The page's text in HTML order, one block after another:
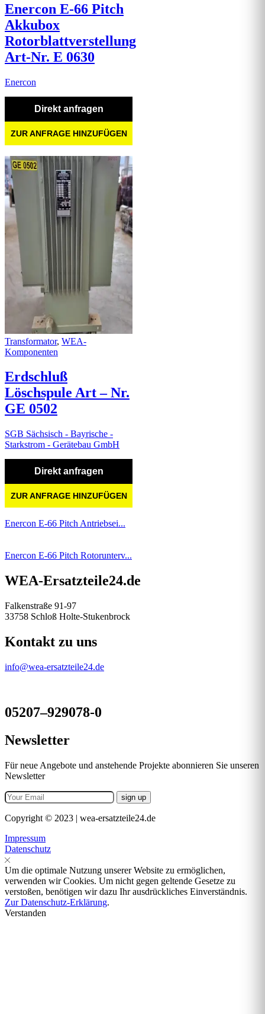
Enercon E-66 Pitch
Akkubox
Rotorblattverstellung
Art-Nr. E 0630
Enercon
Direkt anfragen
ZUR ANFRAGE HINZUFÜGEN
Transformator, WEA-
Komponenten
Erdschluß
Löschspule Art – Nr.
GE 0502
SGB Sächsisch - Bayrische -
Starkstrom - Gerätebau GmbH
Direkt anfragen
ZUR ANFRAGE HINZUFÜGEN
Enercon E-66 Pitch Antriebsei...
Enercon E-66 Pitch Rotorunterv...
WEA-Ersatzteile24.de
Falkenstraße 91-97
33758 Schloß Holte-Stukenbrock
Kontakt zu uns
info@wea-ersatzteile24.de
05207–929078-0
Newsletter
Für neue Angebote und anstehende Projekte abonnieren Sie unseren
Newsletter
Copyright © 2023 | wea-ersatzteile24.de
Impressum
Datenschutz
Um die optimale Nutzung unserer Website zu ermöglichen,
verwenden wir Cookies. Um nicht gegen geltende Gesetze zu
verstoßen, benötigen wir dazu Ihr ausdrückliches Einverständnis.
Zur Datenschutz-Erklärung.
Verstanden